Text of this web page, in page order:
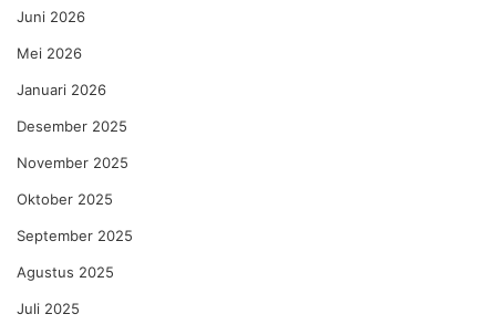
Juni 2026
Mei 2026
Januari 2026
Desember 2025
November 2025
Oktober 2025
September 2025
Agustus 2025
Juli 2025